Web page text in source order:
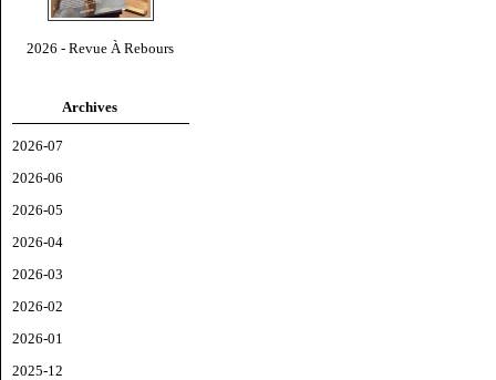
2026 - Revue À Rebours
Archives
2026-07
2026-06
2026-05
2026-04
2026-03
2026-02
2026-01
2025-12